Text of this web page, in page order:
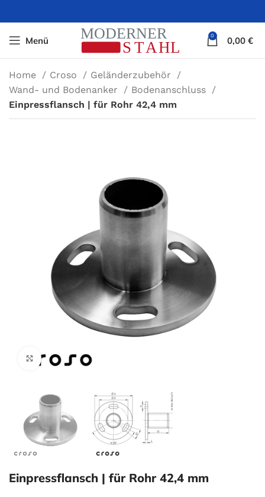
Menü 0 0,00 €
Home Croso
Geländerzubehör
Wand- und Bodenanker
Bodenanschluss
Einpressflansch | für Rohr 42,4 mm
Zum Vergrößern klicken
Einpressflansch | für Rohr 42,4 mm